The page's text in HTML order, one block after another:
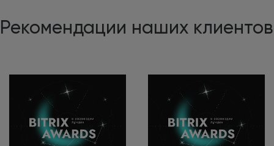
Рекомендации наших клиентов